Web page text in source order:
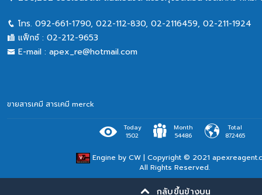
โทร. 092-661-1790, 022-112-830, 02-2116459, 02-211-1924
แฟ็กซ์ : 02-212-9653
E-mail : apex_re@hotmail.com
ขายสารเคมี สารเคมี merck
Engine by CW| Copyright © 2021
All Rights Reserved.
Today
1502
Month
54486
Total
872465
กลับขึ้นข้างบน